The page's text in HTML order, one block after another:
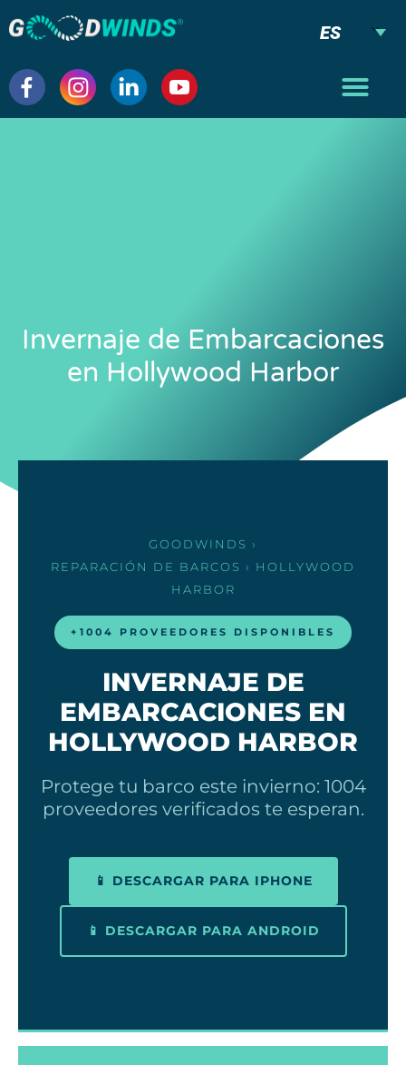
ES
Invernaje de Embarcaciones
en Hollywood Harbor
GOODWINDS ›
REPARACIÓN DE BARCOS › HOLLYWOOD
HARBOR
+1004 PROVEEDORES DISPONIBLES
INVERNAJE DE
EMBARCACIONES EN
HOLLYWOOD HARBOR
Protege tu barco este invierno: 1004
proveedores verificados te esperan.
📱 DESCARGAR PARA IPHONE
📱 DESCARGAR PARA ANDROID